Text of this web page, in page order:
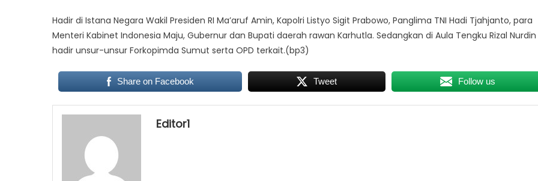
Hadir di Istana Negara Wakil Presiden RI Ma’aruf Amin, Kapolri Listyo Sigit Prabowo, Panglima TNI Hadi Tjahjanto, para
Menteri Kabinet Indonesia Maju, Gubernur dan Bupati daerah rawan Karhutla. Sedangkan di Aula Tengku Rizal Nurdin
hadir unsur-unsur Forkopimda Sumut serta OPD terkait.(bp3)
Share on Facebook Tweet Follow us
Editor1